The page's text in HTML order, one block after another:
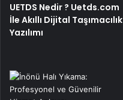
UETDS Nedir ? Uetds.com
İle Akıllı Dijital Taşımacılık
Yazılımı